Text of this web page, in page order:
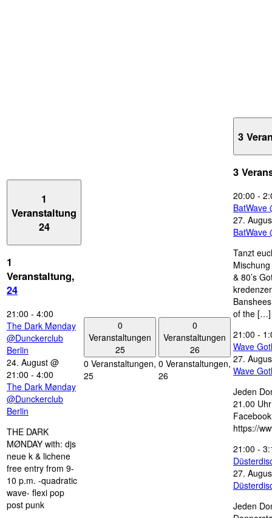
1
Veranstaltung
24
1
Veranstaltung,
24
21:00 - 4:00
The Dark Mønday
@Dunckerclub
Berlin
24. August @
21:00 - 4:00
The Dark Mønday
@Dunckerclub
Berlin
THE DARK
MØNDAY with: djs
neue k & lichene
free entry from 9-
10 p.m. -quadratic
wave- flexi pop
post punk
0
Veranstaltungen
25
0 Veranstaltungen,
25
0
Veranstaltungen
26
0 Veranstaltungen,
26
3
3
20:00 -
BatWave
27.
BatWave
Tanzt
& 80’s
of the […]
21:00 -
Wave
27.
Wave
Jeden
21.00
https://
21:00 -
27.
Jeden